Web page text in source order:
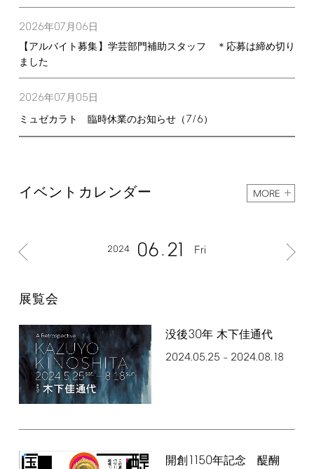
2026年07月 06日
【アルバイト募集】学芸部門補助スタッフ ＊応募は締め切り
ました
2026年07月 05日
ミュゼカラト 臨時休業のお知らせ（7/6）
イベントカレンダー MORE
2024 06 21 Fri
展覧会
没後30年 木下佳通代
2024.05.25 – 2024.08.18
開創 1150年記念 醍醐